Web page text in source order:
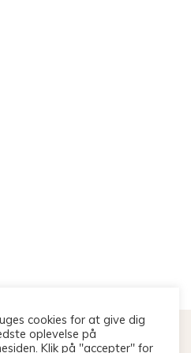
cookies for at give dig
oplevelse på
Klik på "accepter" for